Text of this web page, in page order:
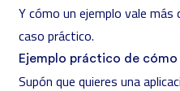
Y cómo un ejemplo vale más
caso práctico.
Ejemplo práctico de cómo
Supón que quieres una